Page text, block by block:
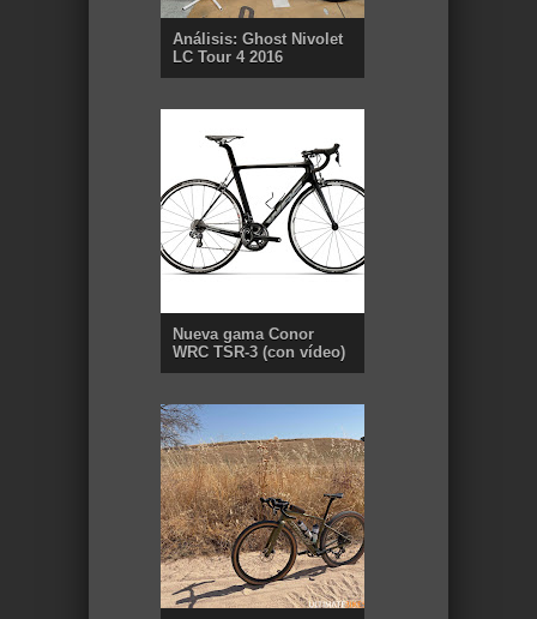
Análisis: Ghost Nivolet
LC Tour 4 2016
Nueva gama Conor
WRC TSR-3 (con vídeo)